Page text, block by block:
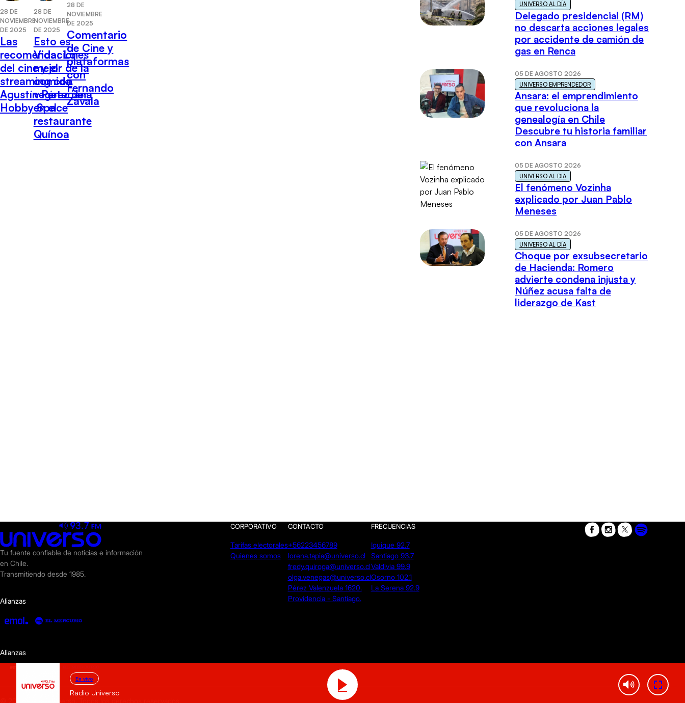
28 DE
NOVIEMBRE
DE 2025
Las
recomendaciones
del cine y el
streaming con
Agustín Pérez de
Hobby Space
28 DE
NOVIEMBRE
DE 2025
Esto es
Vida: Lo
mejor de la
comida
vegetariana
en el
restaurante
Quínoa
28 DE
NOVIEMBRE
DE 2025
Comentario
de Cine y
plataformas
con
Fernando
Zavala
UNIVERSO AL DÍA
Delegado presidencial (RM)
no descarta acciones legales
por accidente de camión de
gas en Renca
05 DE AGOSTO 2026
UNIVERSO EMPRENDEDOR
Ansara: el emprendimiento
que revoluciona la
genealogía en Chile
Descubre tu historia familiar
con Ansara
05 DE AGOSTO 2026
UNIVERSO AL DÍA
El fenómeno Vozinha
explicado por Juan Pablo
Meneses
05 DE AGOSTO 2026
UNIVERSO AL DÍA
Choque por exsubsecretario
de Hacienda: Romero
advierte condena injusta y
Núñez acusa falta de
liderazgo de Kast
En vivo
Radio Universo
Tu fuente confiable de noticias e información
en Chile.
Transmitiendo desde 1985.
Alianzas
CORPORATIVO
Tarifas electorales
Quienes somos
CONTACTO
+56223456789
lorena.tapia@universo.cl
fredy.quiroga@universo.cl
olga.venegas@universo.cl
Pérez Valenzuela 1620.
Providencia - Santiago.
FRECUENCIAS
Iquique 92.7
Santiago 93.7
Valdivia 99.9
Osorno 102.1
La Serena 92.9
Alianzas